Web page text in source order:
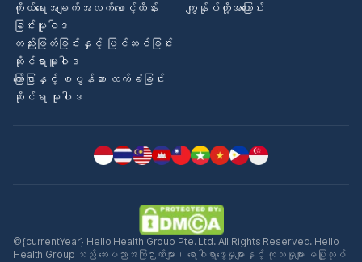
ကိုယ်ရေးအချက်အလက်စောင့်ထိန်း
ခြင်းမူဝါဒ
တည်းဖြတ်ခြင်းနှင့် ပြင်ဆင်ခြင်း
ဆိုင်ရာမူဝါဒ
ကြော်ငြာနှင့် စပွန်ဆာ လက်ခံခြင်း
ဆိုင်ရာ မူဝါဒ
ကျွန်ုပ်တို့အကြောင်း
©{currentYear} Hello Health Group Pte. Ltd. All Rights Reserved. Hello
Health Group သည် ဆေးပညာအကြံဉာဏ်များ၊ ရောဂါရှာဖွေမှုများနှင့် ကုသမှုများ မပြုလုပ်